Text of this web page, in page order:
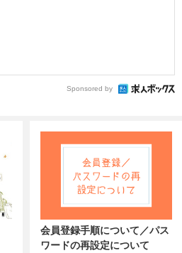
Sponsored by
会員登録手順について／パス
ワードの再設定について